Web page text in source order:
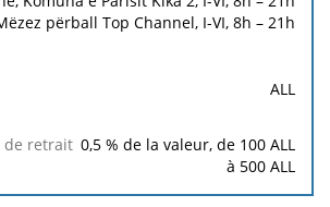
përball Top Channel, I-VI, 8h – 21h
ALL
0,5 % de la valeur, de 100 ALL
à 500 ALL